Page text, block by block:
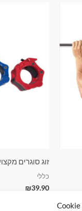
זוג סוגרים
כללי
₪39.90